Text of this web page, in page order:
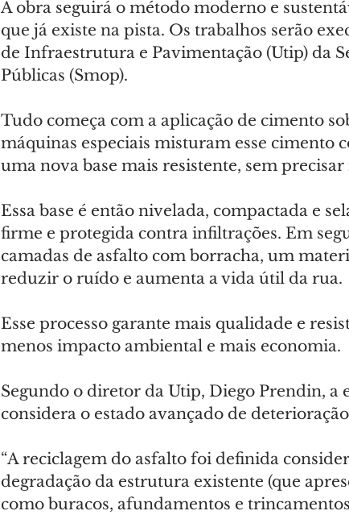
A obra seguirá o método moderno e
que já existe na pista. Os trabalhos serão
de Infraestrutura e Pavimentação (Utip) da
Públicas (Smop).
Tudo começa com a aplicação de cimento
máquinas especiais misturam esse cimento
uma nova base mais resistente, sem
Essa base é então nivelada, compactada e
firme e protegida contra infiltrações. Em
camadas de asfalto com borracha, um
reduzir o ruído e aumenta a vida útil da rua.
Esse processo garante mais qualidade e
menos impacto ambiental e mais economia.
Segundo o diretor da Utip, Diego Prendin, a
considera o estado avançado de
“A reciclagem do asfalto foi definida
degradação da estrutura existente (que
como buracos, afundamentos e